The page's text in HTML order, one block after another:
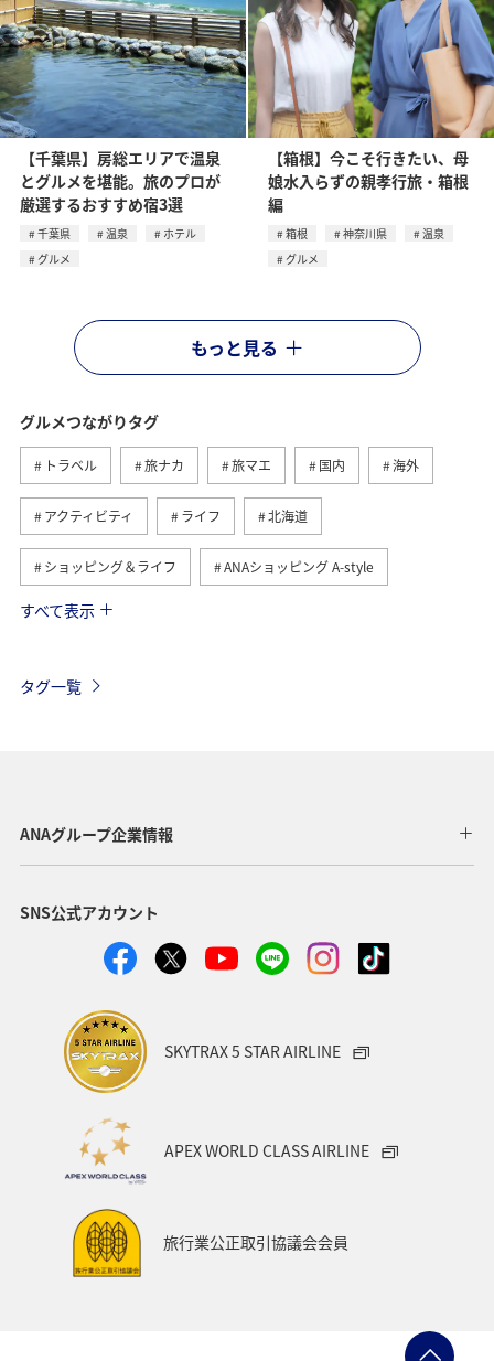
【千葉県】房総エリアで温泉
とグルメを堪能。旅のプロが
厳選するおすすめ宿3選
千葉県 温泉
ホテル
グルメ
【箱根】今こそ行きたい、母
娘水入らずの親孝行旅・箱根
編
箱根 神奈川県
温泉
グルメ
もっと見る
グルメつながりタグ
トラベル 旅ナカ 旅マエ 国内 海外
アクティビティ ライフ 北海道
ショッピング＆ライフ ANAショッピング A-style
ヨーロッパ
福岡県 北陸地方 ANA Mall アメリカ
東京都 東南アジア・南アジア
四国地方 沖縄 海 宮崎県
ツアー 東アジア
マイルを貯める
東海地方
オーストラリア
ワイン 山形県
ベトナム
すべて表示
タグ一覧
ANAグループ企業情報
SNS公式アカウント
SKYTRAX 5 STAR AIRLINE
APEX WORLD CLASS AIRLINE
旅行業公正取引協議会会員